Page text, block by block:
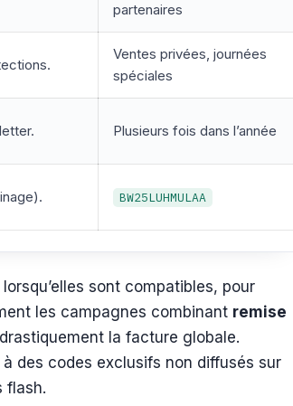
partenaires
Ventes privées, journées
spéciales
Plusieurs fois dans l’année
BW25LUHMULAA
sont compatibles, pour
les campagnes combinant remise
la facture globale.
des codes exclusifs non diffusés sur
flash.